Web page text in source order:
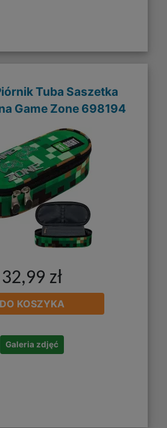
Tuba Saszetka
Game Zone 698194
32,99 zł
DO KOSZYKA
Galeria zdjęć